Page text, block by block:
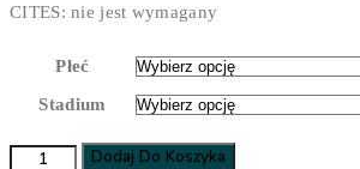
CITES: nie jest wymagany
Płeć
Stadium
ilość
Dodaj Do Koszyka